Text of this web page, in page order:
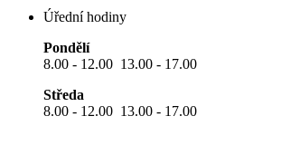
Úřední hodiny
Pondělí
8.00 - 12.00 13.00 - 17.00
Středa
8.00 - 12.00 13.00 - 17.00